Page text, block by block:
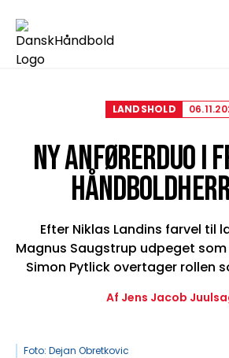
LANDSHOLD
NY ANFØRERDUO I
Efter Niklas Landins farvel til
Magnus Saugstrup udpeget
Simon Pytlick overtager rollen
Af Jens Jacob
Foto: Dejan Obretkovic